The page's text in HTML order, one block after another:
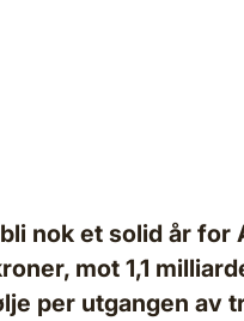
nok et solid år
mot 1,1
per utgangen av